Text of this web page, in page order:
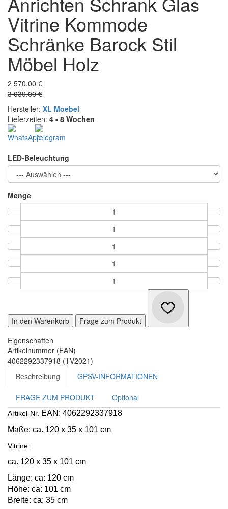
Vitrine Kommode
Schränke Barock Stil
Möbel Holz
2 570.00 €
3 039.00 €
Hersteller: XL Moebel
Lieferzeiten: 4 - 8 Wochen
LED-Beleuchtung
Menge
In den Warenkorb
Frage zum Produkt
Eigenschaften
Artikelnummer (EAN)
4062292337918 (TV2021)
Beschreibung
GPSV-INFORMATIONEN
FRAGE ZUM PRODUKT Optional
Artikel-Nr. EAN: 4062292337918
Maße: ca. 120 x 35 x 101 cm
Vitrine:
ca. 120 x 35 x 101 cm
Länge: ca: 120 cm
Höhe: ca: 101 cm
Breite: ca: 35 cm